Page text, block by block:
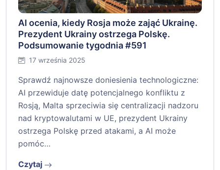
AI ocenia, kiedy Rosja może zająć Ukrainę.
Prezydent Ukrainy ostrzega Polskę.
Podsumowanie tygodnia #591
17 września 2025
Sprawdź najnowsze doniesienia technologiczne:
AI przewiduje datę potencjalnego konfliktu z
Rosją, Malta sprzeciwia się centralizacji nadzoru
nad kryptowalutami w UE, prezydent Ukrainy
ostrzega Polskę przed atakami, a AI może
pomóc…
Czytaj